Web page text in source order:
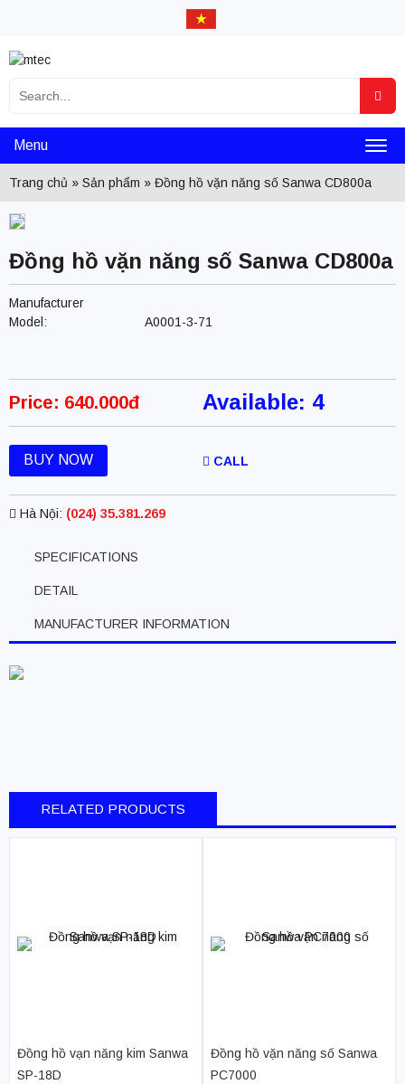
kiếm
Menu
Trang chủ » Sản phẩm » Đồng hồ vặn năng số Sanwa CD800a
Đồng hồ vặn năng số Sanwa CD800a
Manufacturer
Model:
A0001-3-71
Price: 640.000đ Available: 4
BUY NOW CALL
Hà Nội: (024) 35.381.269
SPECIFICATIONS
DETAIL
MANUFACTURER INFORMATION
RELATED PRODUCTS
Đồng hồ vạn năng kim Sanwa
SP-18D
Đồng hồ vặn năng số Sanwa
PC7000